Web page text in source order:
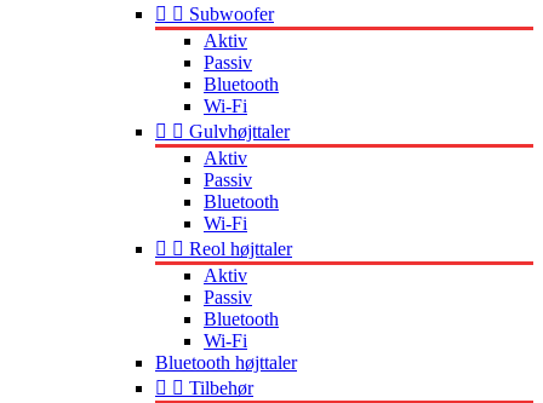
  Subwoofer
Aktiv
Passiv
Bluetooth
Wi-Fi
  Gulvhøjttaler
Aktiv
Passiv
Bluetooth
Wi-Fi
  Reol højttaler
Aktiv
Passiv
Bluetooth
Wi-Fi
Bluetooth højttaler
  Tilbehør